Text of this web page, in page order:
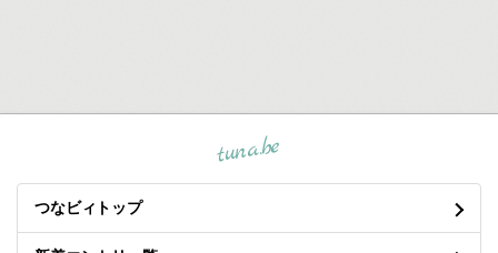
tuna.be
つなビィトップ